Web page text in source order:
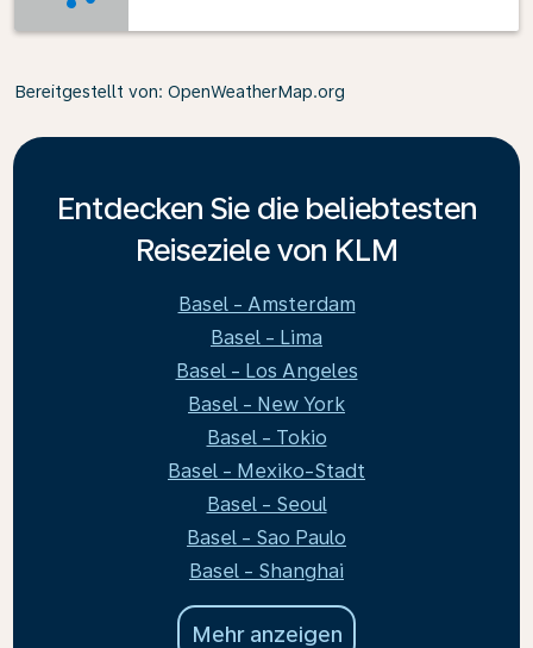
Bereitgestellt von: OpenWeatherMap.org
Entdecken Sie die beliebtesten
Reiseziele von KLM
Basel - Amsterdam
Basel - Lima
Basel - Los Angeles
Basel - New York
Basel - Tokio
Basel - Mexiko-Stadt
Basel - Seoul
Basel - Sao Paulo
Basel - Shanghai
Mehr anzeigen